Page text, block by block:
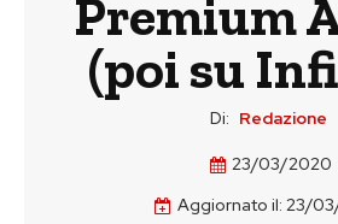
Premium
(poi su
Di: Redazione
23/03/2020
Aggiornato il: 23/